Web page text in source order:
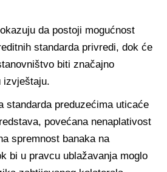
da postoji mogućnost
standarda privredi, dok će
biti značajno
izvještaju.
standarda preduzećima uticaće
povećana nenaplativost
spremnost banaka na
bi u pravcu ublažavanja moglo